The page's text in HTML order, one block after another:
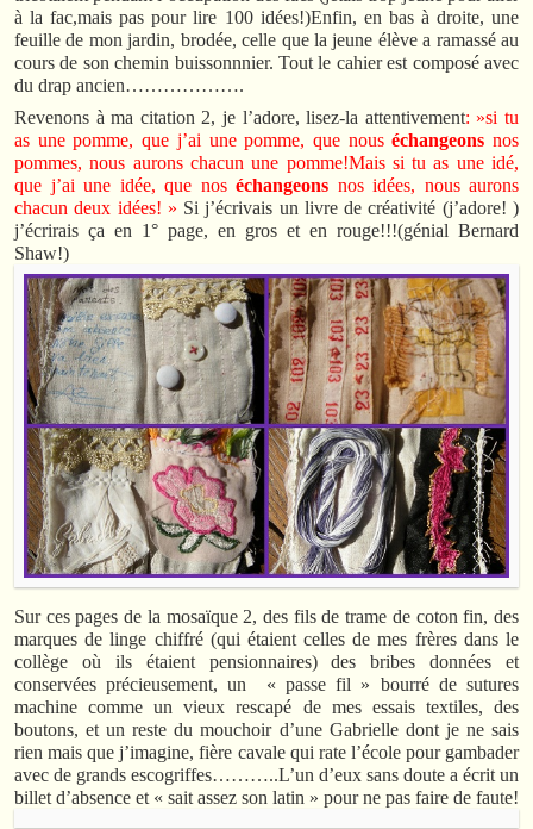
à la fac,mais pas pour lire 100 idées!)Enfin, en bas à droite, une
feuille de mon jardin, brodée, celle que la jeune élève a ramassé au
cours de son chemin buissonnnier. Tout le cahier est composé avec
du drap ancien……………….
Revenons à ma citation 2, je l’adore, lisez-la attentivement: »si tu
as une pomme, que j’ai une pomme, que nouséchangeons nos
pommes, nous aurons chacun une pomme!Mais si tu as une idé,
que j’ai une idée, que nos échangeons nos idées, nous aurons
chacun deux idées! » Si j’écrivais un livre de créativité (j’adore! )
j’écrirais ça en 1° page, en gros et en rouge!!!(génial Bernard
Shaw!)
Sur ces pages de la mosaïque 2, des fils de trame de coton fin, des
marques de linge chiffré (qui étaient celles de mes frères dans le
collège où ils étaient pensionnaires) des bribes données et
conservées précieusement, un « passe fil » bourré de sutures
machine comme un vieux rescapé de mes essais textiles, des
boutons, et un reste du mouchoir d’une Gabrielle dont je ne sais
rien mais que j’imagine, fière cavale qui rate l’école pour gambader
avec de grands escogriffes………..L’un d’eux sans doute a écrit un
billet d’absence et « sait assez son latin » pour ne pas faire de faute!